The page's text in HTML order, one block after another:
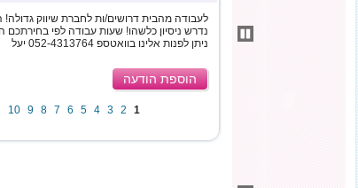
לעבודה מהבית דרושים/ות לחברת שיווק גדולה!
ניתן לפנות אלינו בוואטספ 052-4313764 יעל
הוספת הודעה
1
2
3
4
5
6
7
8
9
10